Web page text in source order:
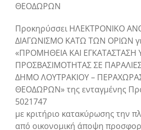
ΘΕΟΔΩΡΩΝ
Προκηρύσσει ΗΛΕΚΤΡΟΝΙΚΟ
ΔΙΑΓΩΝΙΣΜΟ ΚΑΤΩ ΤΩΝ ΟΡΙΩΝ
«ΠΡΟΜΗΘΕΙΑ ΚΑΙ
ΠΡΟΣΒΑΣΙΜΟΤΗΤΑΣ ΣΕ
ΔΗΜΟ ΛΟΥΤΡΑΚΙΟΥ –
ΘΕΟΔΩΡΩΝ» της ενταγμένης
5021747
με κριτήριο κατακύρωσης την
από οικονομική άποψη